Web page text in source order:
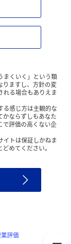
まくいく」という類
りますし、方針の変
れる場合もありえま
る感じ方は主観的な
かならずしもあなた
で評価の高くない企
イトは保証しかねま
めてください。
評価